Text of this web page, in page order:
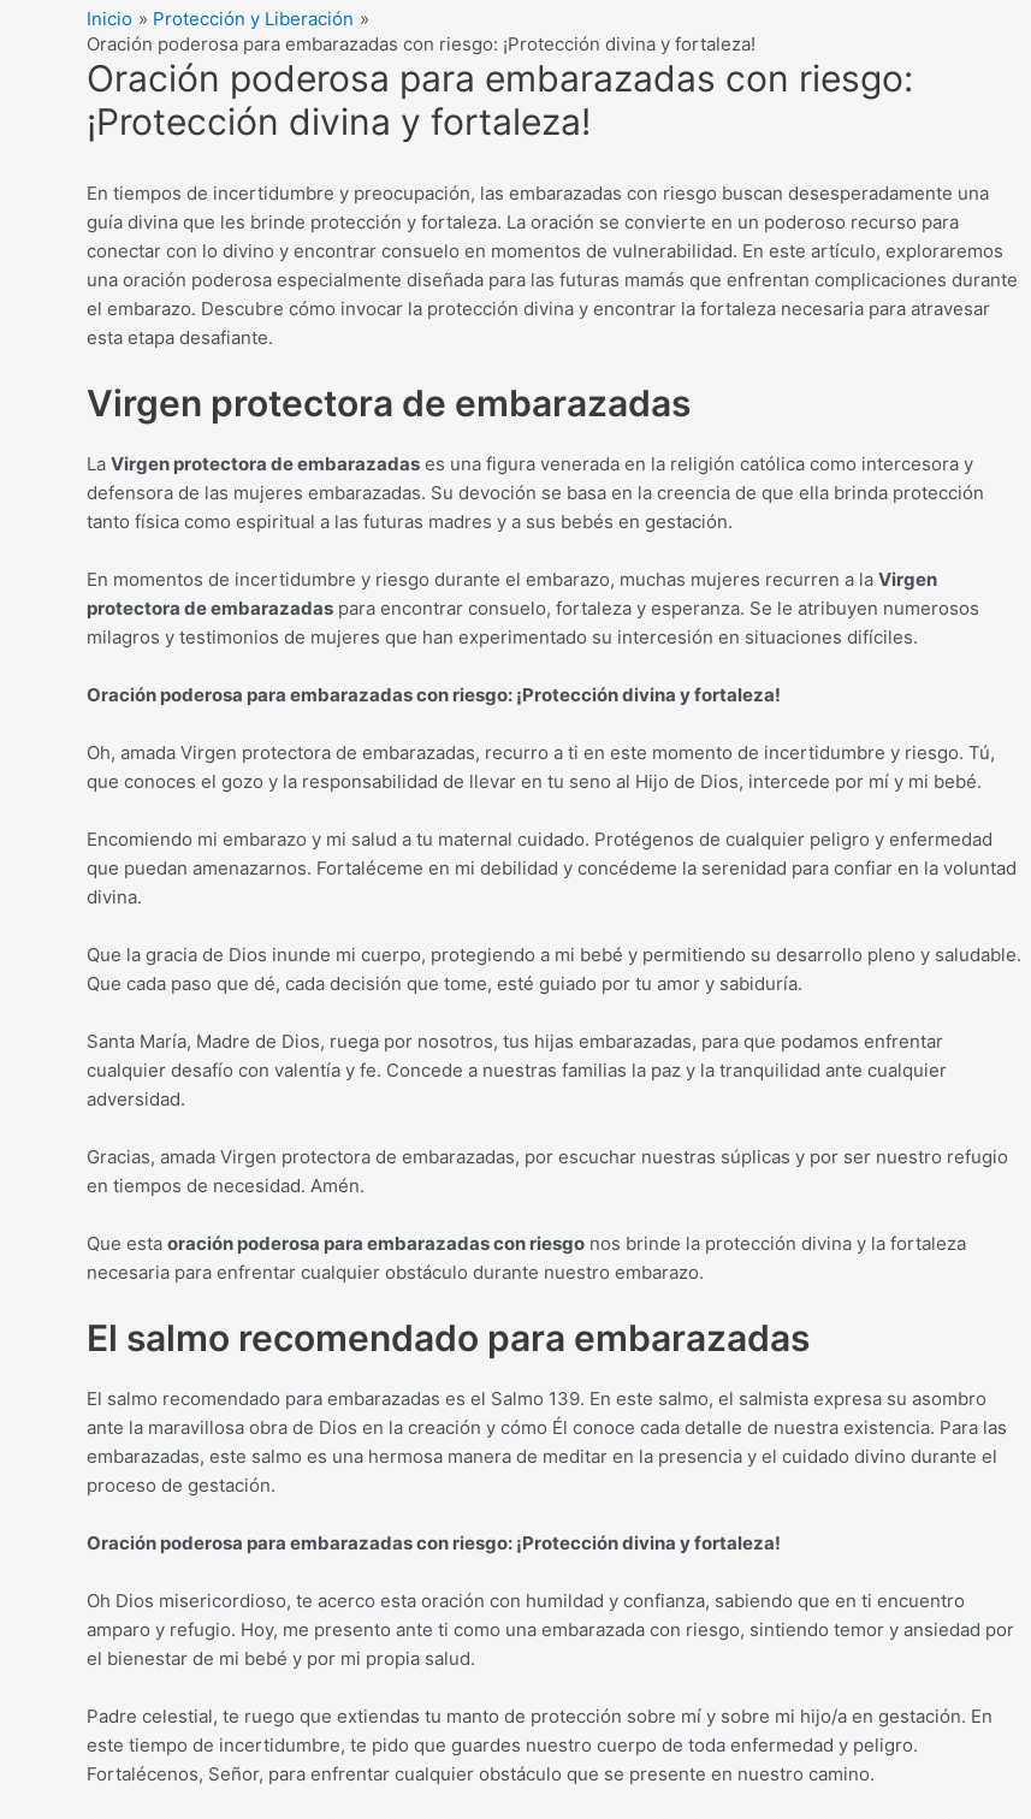
Inicio
Protección y Liberación
Oración poderosa para embarazadas con riesgo: ¡Protección divina y fortaleza!
Oración poderosa para embarazadas con riesgo:
¡Protección divina y fortaleza!
En tiempos de incertidumbre y preocupación, las embarazadas con riesgo buscan desesperadamente una
guía divina que les brinde protección y fortaleza. La oración se convierte en un poderoso recurso para
conectar con lo divino y encontrar consuelo en momentos de vulnerabilidad. En este artículo, exploraremos
una oración poderosa especialmente diseñada para las futuras mamás que enfrentan complicaciones durante
el embarazo. Descubre cómo invocar la protección divina y encontrar la fortaleza necesaria para atravesar
esta etapa desafiante.
Virgen protectora de embarazadas
La Virgen protectora de embarazadas es una figura venerada en la religión católica como intercesora y
defensora de las mujeres embarazadas. Su devoción se basa en la creencia de que ella brinda protección
tanto física como espiritual a las futuras madres y a sus bebés en gestación.
En momentos de incertidumbre y riesgo durante el embarazo, muchas mujeres recurren a la Virgen
protectora de embarazadas para encontrar consuelo, fortaleza y esperanza. Se le atribuyen numerosos
milagros y testimonios de mujeres que han experimentado su intercesión en situaciones difíciles.
Oración poderosa para embarazadas con riesgo: ¡Protección divina y fortaleza!
Oh, amada Virgen protectora de embarazadas, recurro a ti en este momento de incertidumbre y riesgo. Tú,
que conoces el gozo y la responsabilidad de llevar en tu seno al Hijo de Dios, intercede por mí y mi bebé.
Encomiendo mi embarazo y mi salud a tu maternal cuidado. Protégenos de cualquier peligro y enfermedad
que puedan amenazarnos. Fortaléceme en mi debilidad y concédeme la serenidad para confiar en la voluntad
divina.
Que la gracia de Dios inunde mi cuerpo, protegiendo a mi bebé y permitiendo su desarrollo pleno y saludable.
Que cada paso que dé, cada decisión que tome, esté guiado por tu amor y sabiduría.
Santa María, Madre de Dios, ruega por nosotros, tus hijas embarazadas, para que podamos enfrentar
cualquier desafío con valentía y fe. Concede a nuestras familias la paz y la tranquilidad ante cualquier
adversidad.
Gracias, amada Virgen protectora de embarazadas, por escuchar nuestras súplicas y por ser nuestro refugio
en tiempos de necesidad. Amén.
Que esta oración poderosa para embarazadas con riesgo nos brinde la protección divina y la fortaleza
necesaria para enfrentar cualquier obstáculo durante nuestro embarazo.
El salmo recomendado para embarazadas
El salmo recomendado para embarazadas es el Salmo 139. En este salmo, el salmista expresa su asombro
ante la maravillosa obra de Dios en la creación y cómo Él conoce cada detalle de nuestra existencia. Para las
embarazadas, este salmo es una hermosa manera de meditar en la presencia y el cuidado divino durante el
proceso de gestación.
Oración poderosa para embarazadas con riesgo: ¡Protección divina y fortaleza!
Oh Dios misericordioso, te acerco esta oración con humildad y confianza, sabiendo que en ti encuentro
amparo y refugio. Hoy, me presento ante ti como una embarazada con riesgo, sintiendo temor y ansiedad por
el bienestar de mi bebé y por mi propia salud.
Padre celestial, te ruego que extiendas tu manto de protección sobre mí y sobre mi hijo/a en gestación. En
este tiempo de incertidumbre, te pido que guardes nuestro cuerpo de toda enfermedad y peligro.
Fortalécenos, Señor, para enfrentar cualquier obstáculo que se presente en nuestro camino.